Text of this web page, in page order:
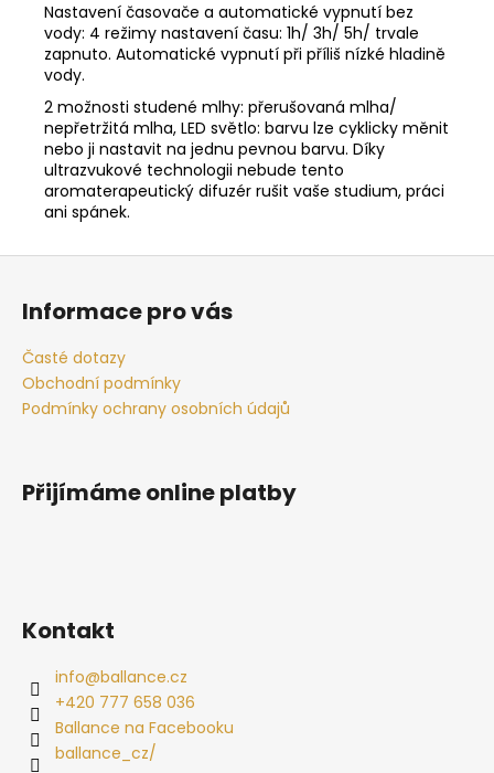
Nastavení časovače a automatické vypnutí bez
vody: 4 režimy nastavení času: 1h/ 3h/ 5h/ trvale
zapnuto. Automatické vypnutí při příliš nízké hladině
vody.
2 možnosti studené mlhy: přerušovaná mlha/
nepřetržitá mlha, LED světlo: barvu lze cyklicky měnit
nebo ji nastavit na jednu pevnou barvu. Díky
ultrazvukové technologii nebude tento
aromaterapeutický difuzér rušit vaše studium, práci
ani spánek.
Informace pro vás
Časté dotazy
Obchodní podmínky
Podmínky ochrany osobních údajů
Přijímáme online platby
Kontakt
info@ballance.cz
+420 777 658 036
Ballance na Facebooku
ballance_cz/